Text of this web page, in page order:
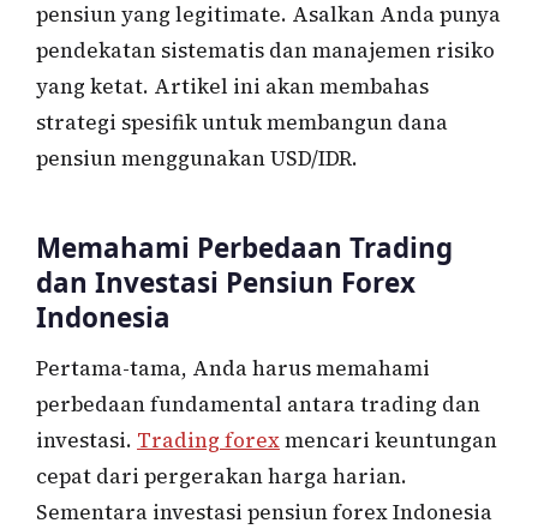
pensiun yang legitimate. Asalkan Anda punya
pendekatan sistematis dan manajemen risiko
yang ketat. Artikel ini akan membahas
strategi spesifik untuk membangun dana
pensiun menggunakan USD/IDR.
Memahami Perbedaan Trading
dan Investasi Pensiun Forex
Indonesia
Pertama-tama, Anda harus memahami
perbedaan fundamental antara trading dan
investasi. Trading forexmencari keuntungan
cepat dari pergerakan harga harian.
Sementara investasi pensiun forex Indonesia